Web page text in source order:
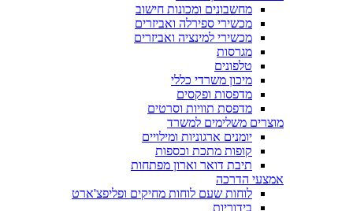
מחשבונים ומכונות חישוב
מכשירי ספירלה ואביזרים
מכשירי למינציה ואביזרים
מגרסות
טלפונים
מיכון משרדי כללי
מדפסות ופקסים
מדפסת תוויות וסרטים
מוצרים משלימים למשרד
יומנים ארגוניות ומילויים
קופות מתכת וכספות
תיבת דואר וארון מפתחות
אמצעי הדרכה
לוחות שעם לוחות מחיקים ופליפצ'ארט
בידוריות